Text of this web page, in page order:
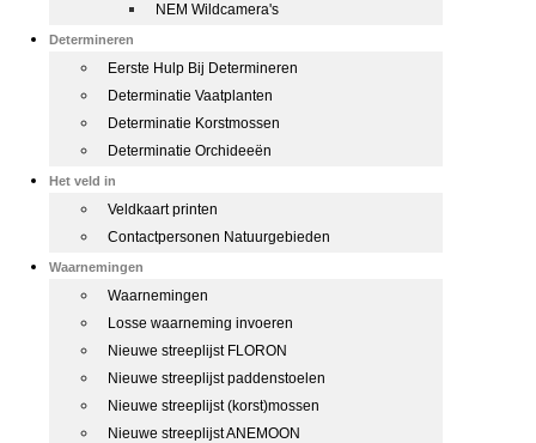
NEM Wildcamera's
Determineren
Eerste Hulp Bij Determineren
Determinatie Vaatplanten
Determinatie Korstmossen
Determinatie Orchideeën
Het veld in
Veldkaart printen
Contactpersonen Natuurgebieden
Waarnemingen
Waarnemingen
Losse waarneming invoeren
Nieuwe streeplijst FLORON
Nieuwe streeplijst paddenstoelen
Nieuwe streeplijst (korst)mossen
Nieuwe streeplijst ANEMOON